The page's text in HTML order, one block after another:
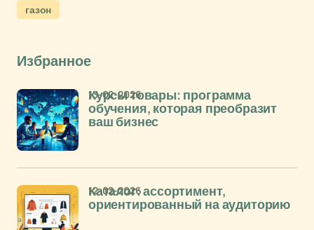
газон
Избранное
Курсы товары: программа
обучения, которая преобразит
ваш бизнес
13-02-2026
Каталог: ассортимент,
ориентированный на аудиторию
12-02-2026